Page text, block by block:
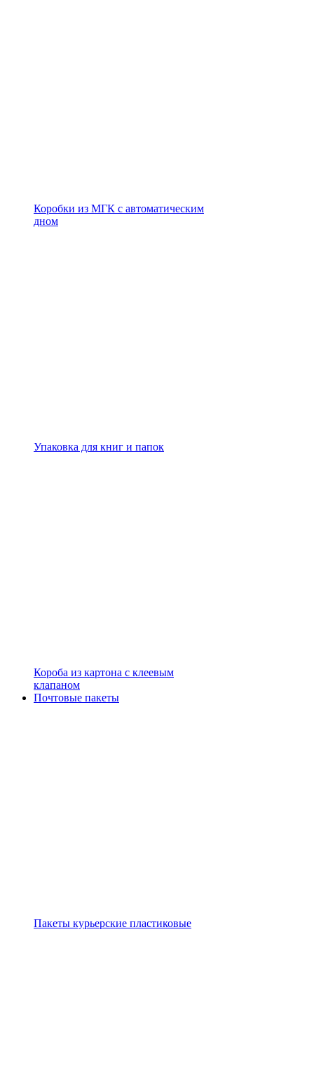
Коробки из МГК с автоматическим
дном
Упаковка для книг и папок
Короба из картона с клеевым
клапаном
Почтовые пакеты
Пакеты курьерские пластиковые